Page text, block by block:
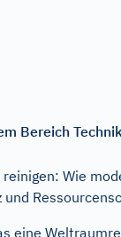
Bereich
Wie
und
eine